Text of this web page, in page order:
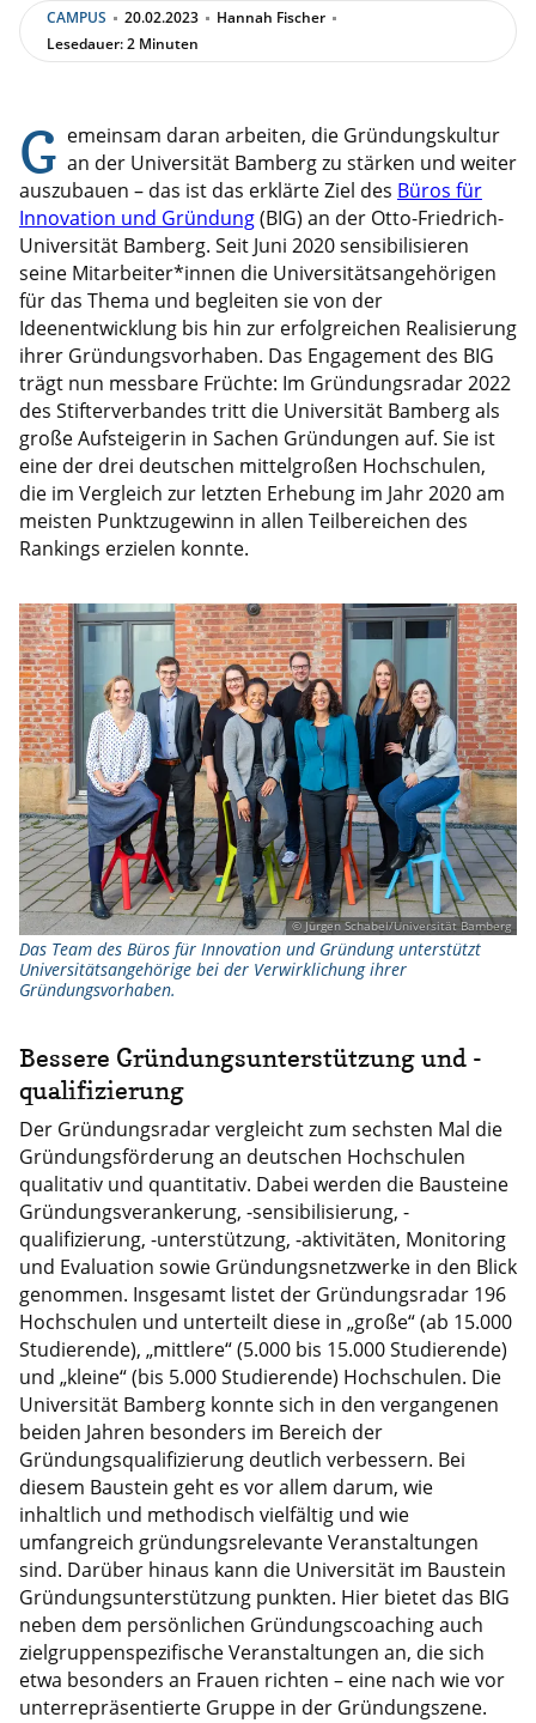
CAMPUS 20.02.2023
Hannah Fischer
Lesedauer: 2 Minuten
G emeinsam daran arbeiten, die Gründungskultur
an der Universität Bamberg zu stärken und weiter
auszubauen – das ist das erklärte Ziel des Büros für
Innovation und Gründung(BIG) an der Otto-Friedrich-
Universität Bamberg. Seit Juni 2020 sensibilisieren
seine Mitarbeiter*innen die Universitätsangehörigen
für das Thema und begleiten sie von der
Ideenentwicklung bis hin zur erfolgreichen Realisierung
ihrer Gründungsvorhaben. Das Engagement des BIG
trägt nun messbare Früchte: Im Gründungsradar 2022
des Stifterverbandes tritt die Universität Bamberg als
große Aufsteigerin in Sachen Gründungen auf. Sie ist
eine der drei deutschen mittelgroßen Hochschulen,
die im Vergleich zur letzten Erhebung im Jahr 2020 am
meisten Punktzugewinn in allen Teilbereichen des
Rankings erzielen konnte.
© Jürgen Schabel/Universität Bamberg
Das Team des Büros für Innovation und Gründung unterstützt
Universitätsangehörige bei der Verwirklichung ihrer
Gründungsvorhaben.
Bessere Gründungsunterstützung und -
qualifizierung
Der Gründungsradar vergleicht zum sechsten Mal die
Gründungsförderung an deutschen Hochschulen
qualitativ und quantitativ. Dabei werden die Bausteine
Gründungsverankerung, -sensibilisierung, -
qualifizierung, -unterstützung, -aktivitäten, Monitoring
und Evaluation sowie Gründungsnetzwerke in den Blick
genommen. Insgesamt listet der Gründungsradar 196
Hochschulen und unterteilt diese in „große“ (ab 15.000
Studierende), „mittlere“ (5.000 bis 15.000 Studierende)
und „kleine“ (bis 5.000 Studierende) Hochschulen. Die
Universität Bamberg konnte sich in den vergangenen
beiden Jahren besonders im Bereich der
Gründungsqualifizierung deutlich verbessern. Bei
diesem Baustein geht es vor allem darum, wie
inhaltlich und methodisch vielfältig und wie
umfangreich gründungsrelevante Veranstaltungen
sind. Darüber hinaus kann die Universität im Baustein
Gründungsunterstützung punkten. Hier bietet das BIG
neben dem persönlichen Gründungscoaching auch
zielgruppenspezifische Veranstaltungen an, die sich
etwa besonders an Frauen richten – eine nach wie vor
unterrepräsentierte Gruppe in der Gründungszene.